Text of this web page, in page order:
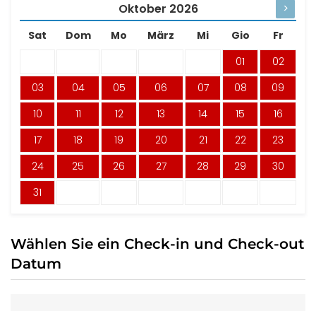
Oktober 2026 >
Sat Dom Mo März Mi Gio
Fr
01
02
03
04 05 06 07 08
09
10
11 12 13 14 15
16
17
18 19 20 21 22
23
24
25 26 27 28 29
30
31
Wählen Sie ein Check-in und Check-out
Datum